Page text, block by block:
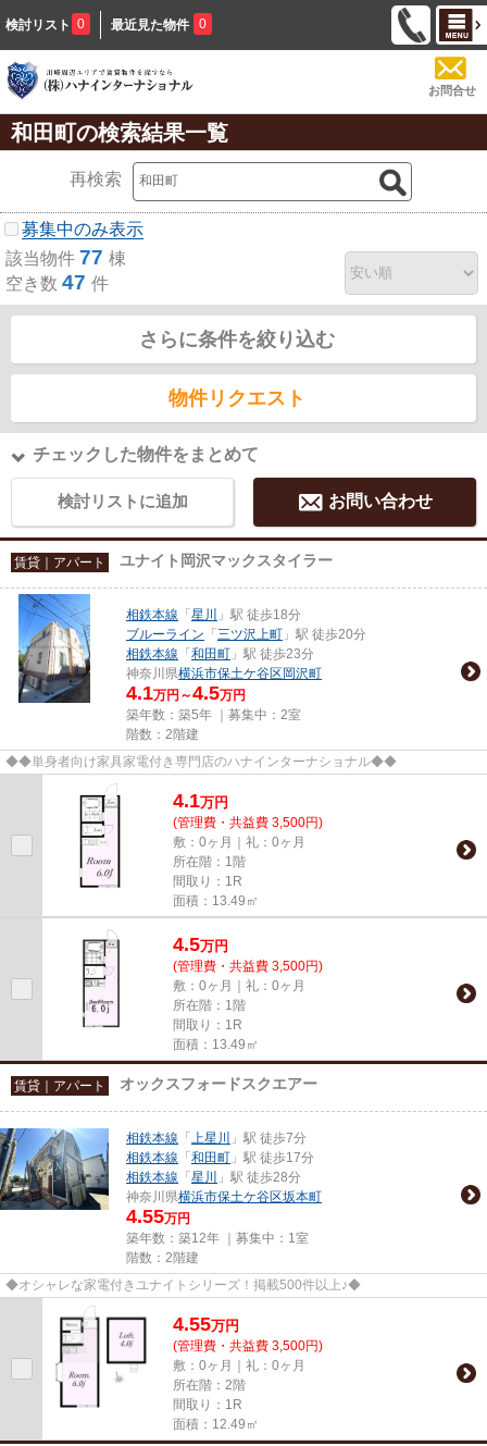
検討リスト 0 最近見た物件 0
お問合せ
和田町の検索結果一覧
再検索
募集中のみ表示
該当物件 77 棟
空き数 47 件
さらに条件を絞り込む
物件リクエスト
チェックした物件をまとめて
検討リストに追加 お問い合わせ
賃貸｜アパート ユナイト岡沢マックスタイラー
相鉄本線 「 星川
」駅 徒歩18分
ブルーライン 「 三ツ沢上町 」駅 徒歩20分
相鉄本線 「 和田町 」駅 徒歩23分
神奈川県横浜市保土ケ谷区 岡沢町
4.1万円～4.5万円
築年数：築5年 ｜募集中： 2室
階数：2階建
◆◆単身者向け家具家電付き専門店のハナインターナショナル◆◆
4.1万円
(管理費・共益費 3,500円)
敷：0ヶ月｜礼：0ヶ月
所在階：1階
間取り：1R
面積：13.49㎡
4.5万円
(管理費・共益費 3,500円)
敷：0ヶ月｜礼：0ヶ月
所在階：1階
間取り：1R
面積：13.49㎡
賃貸｜アパート オックスフォードスクエアー
相鉄本線 「 上星川
」駅 徒歩7分
相鉄本線 「 和田町 」駅 徒歩17分
相鉄本線 「 星川
」駅 徒歩28分
神奈川県横浜市保土ケ谷区坂本町
4.55万円
築年数：築12年 ｜募集中： 1室
階数：2階建
◆オシャレな家電付きユナイトシリーズ！掲載500件以上♪◆
4.55万円
(管理費・共益費 3,500円)
敷：0ヶ月｜礼：0ヶ月
所在階：2階
間取り：1R
面積：12.49㎡